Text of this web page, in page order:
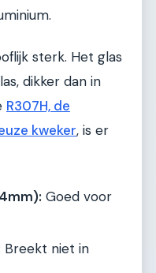
sterk. Het glas
dikker dan in
R307H, de
kweker, is er
Goed voor
Breekt niet in